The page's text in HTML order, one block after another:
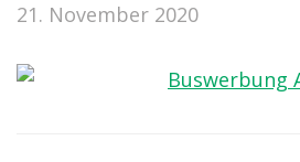
21. November 2020